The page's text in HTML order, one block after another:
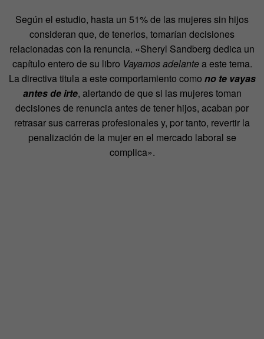
Según el estudio, hasta un 51% de las mujeres sin hijos
consideran que, de tenerlos, tomarían decisiones
relacionadas con la renuncia. «Sheryl Sandberg dedica un
capítulo entero de su libro Vayamos adelantea este tema.
La directiva titula a este comportamiento como no te vayas
antes de irte, alertando de que si las mujeres toman
decisiones de renuncia antes de tener hijos, acaban por
retrasar sus carreras profesionales y, por tanto, revertir la
penalización de la mujer en el mercado laboral se
complica».